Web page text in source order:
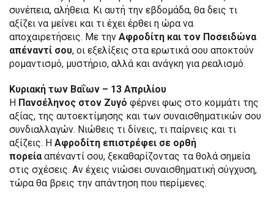
συνέπεια, αλήθεια. Κι αυτή την εβδομάδα, θα δεις τι
αξίζει να μείνει και τι έχει έρθει η ώρα να
αποχαιρετήσεις. Με την Αφροδίτη και τον Ποσειδώνα
απέναντί σου, οι εξελίξεις στα ερωτικά σου αποκτούν
ρομαντισμό, μυστήριο, αλλά και ανάγκη για ρεαλισμό.
Κυριακή των Βαΐων – 13 Απριλίου
Η Πανσέληνος στον Ζυγό φέρνει φως στο κομμάτι της
αξίας, της αυτοεκτίμησης και των συναισθηματικών σου
συνδιαλλαγών. Νιώθεις τι δίνεις, τι παίρνεις και τι
αξίζεις. Η Αφροδίτη επιστρέφει σε ορθή
πορείααπέναντί σου, ξεκαθαρίζοντας τα θολά σημεία
στις σχέσεις. Αν έχεις νιώσει συναισθηματική σύγχυση,
τώρα θα βρεις την απάντηση που περίμενες.